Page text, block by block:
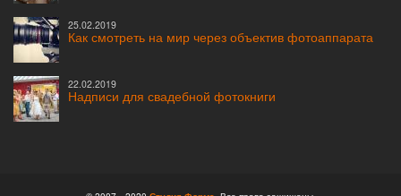
25.02.2019
Как смотреть на мир через объектив фотоаппарата
22.02.2019
Надписи для свадебной фотокниги